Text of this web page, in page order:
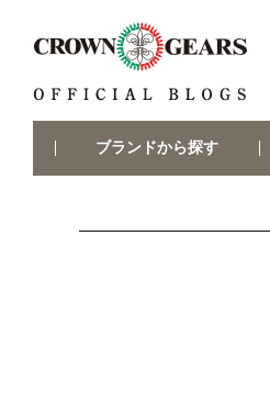
ブランドから探す